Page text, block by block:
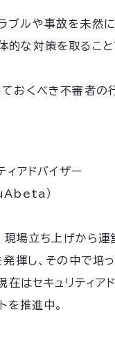
ルや事故を未然に
な対策を取るこ
おくべき不審者
アドバイザー
）
場立ち上げから運
発揮し、その中で
在はセキュリティア
を推進中。